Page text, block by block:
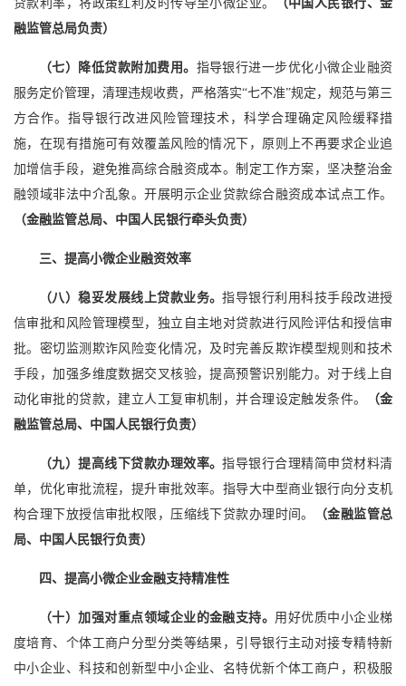
贷款利率，将政策红利及时传导至小微企业。
（中国人民银行、金
融监管总局负责）
（七）降低贷款附加费用。 指导银行进一步优化小微企业融资
服务定价管理，清理违规收费，严格落实“七不准”规定，规范与第三
方合作。指导银行改进风险管理技术，科学合理确定风险缓释措
施，在现有措施可有效覆盖风险的情况下，原则上不再要求企业追
加增信手段，避免推高综合融资成本。制定工作方案，坚决整治金
融领域非法中介乱象。开展明示企业贷款综合融资成本试点工作。
（金融监管总局、中国人民银行牵头负责）
三、提高小微企业融资效率
（八）稳妥发展线上贷款业务。指导银行利用科技手段改进授
信审批和风险管理模型，独立自主地对贷款进行风险评估和授信审
批。密切监测欺诈风险变化情况，及时完善反欺诈模型规则和技术
手段，加强多维度数据交叉核验，提高预警识别能力。对于线上自
动化审批的贷款，建立人工复审机制，并合理设定触发条件。
（金
融监管总局、中国人民银行负责）
（九）提高线下贷款办理效率。指导银行合理精简申贷材料清
单，优化审批流程，提升审批效率。指导大中型商业银行向分支机
构合理下放授信审批权限，压缩线下贷款办理时间。
（金融监管总
局、中国人民银行负责）
四、提高小微企业金融支持精准性
（十）加强对重点领域企业的金融支持。 用好优质中小企业梯
度培育、个体工商户分型分类等结果，引导银行主动对接专精特新
中小企业、科技和创新型中小企业、名特优新个体工商户，积极服